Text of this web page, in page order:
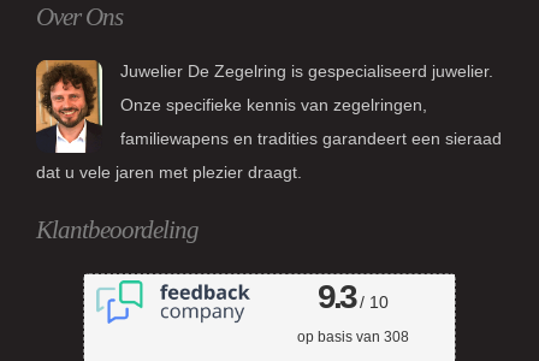
Over Ons
Juwelier De Zegelring is gespecialiseerd juwelier.
Onze specifieke kennis van zegelringen,
familiewapens en tradities garandeert een sieraad
dat u vele jaren met plezier draagt.
Klantbeoordeling
9.3/ 10
op basis van 308